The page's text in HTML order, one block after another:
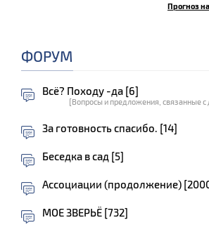
Прогноз
ФОРУМ
Всё? Походу -да [6]
[Вопросы и предложения, связанные
За готовность спасибо. [14]
Беседка в сад [5]
Ассоциации (продолжение)
МОЕ ЗВЕРЬЁ [732]